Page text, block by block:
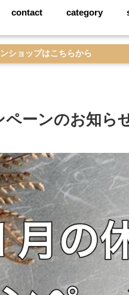
contact category
ショップはこちらから
ペーンのお知ら